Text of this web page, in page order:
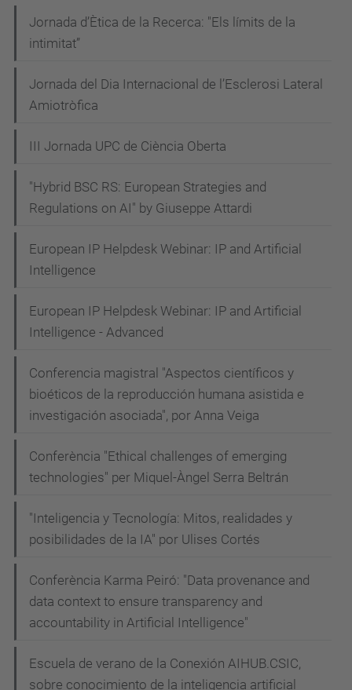
Jornada d’Ètica de la Recerca: "Els límits de la
intimitat”
Jornada del Dia Internacional de l’Esclerosi Lateral
Amiotròfica
III Jornada UPC de Ciència Oberta
"Hybrid BSC RS: European Strategies and
Regulations on AI" by Giuseppe Attardi
European IP Helpdesk Webinar: IP and Artificial
Intelligence
European IP Helpdesk Webinar: IP and Artificial
Intelligence - Advanced
Conferencia magistral "Aspectos científicos y
bioéticos de la reproducción humana asistida e
investigación asociada", por Anna Veiga
Conferència "Ethical challenges of emerging
technologies" per Miquel-Àngel Serra Beltrán
"Inteligencia y Tecnología: Mitos, realidades y
posibilidades de la IA" por Ulises Cortés
Conferència Karma Peiró: "Data provenance and
data context to ensure transparency and
accountability in Artificial Intelligence"
Escuela de verano de la Conexión AIHUB.CSIC,
sobre conocimiento de la inteligencia artificial